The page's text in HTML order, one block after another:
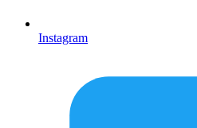
Instagram